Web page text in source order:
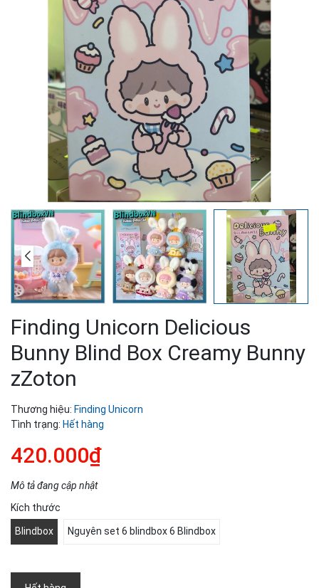
Finding Unicorn Delicious
Bunny Blind Box Creamy Bunny
zZoton
Thương hiệu: Finding Unicorn
Tình trạng: Hết hàng
420.000₫
Mô tả đang cập nhật
Kích thước
Blindbox Nguyên set 6 blindbox 6 Blindbox